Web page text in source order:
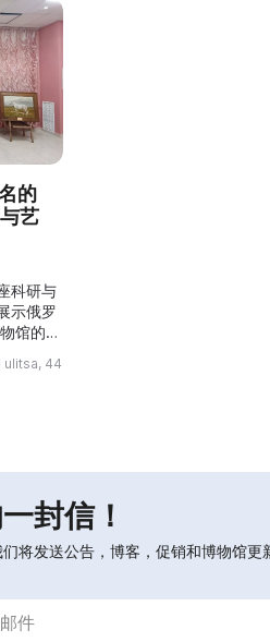
的
艺
科研与
示俄罗
列普斯
...
ulitsa, 44
封信！
将发送公告，博客，促销和博物馆更